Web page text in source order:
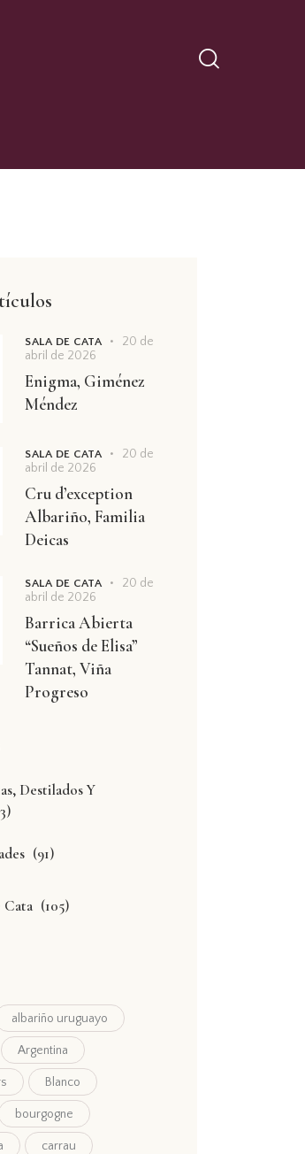
SALA DE CATA
20 de
abril de 2026
Enigma, Giménez
Méndez
SALA DE CATA
20 de
abril de 2026
Cru d’exception
Albariño, Familia
Deicas
SALA DE CATA
20 de
abril de 2026
Barrica Abierta
“Sueños de Elisa”
Tannat, Viña
Progreso
Destilados Y
(91)
Cata (105)
albariño uruguayo
Argentina
Blanco
bourgogne
carrau